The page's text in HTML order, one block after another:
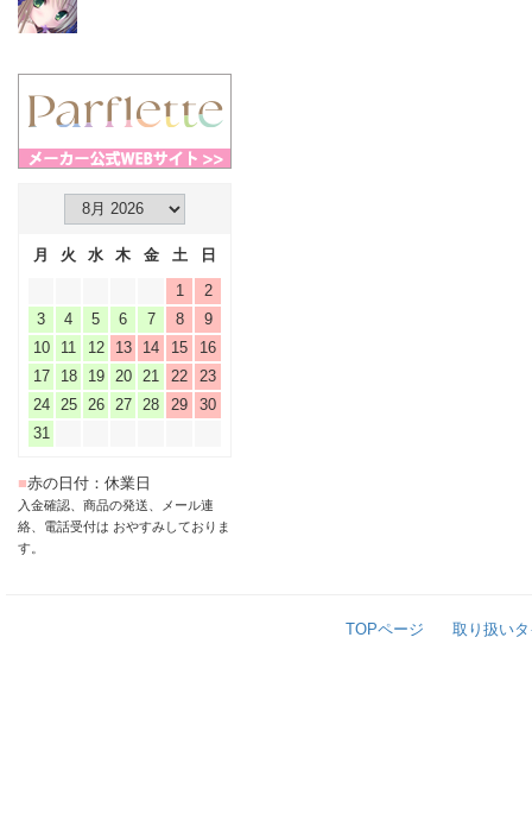
月 火 水 木 金 土
日
1
2
3
4 5 6 7 8
9
10
11 12 13 14 15
16
17
18 19 20 21 22
23
24
25 26 27 28 29
30
31
■赤の日付：休業日
入金確認、商品の発送、メール連
絡、電話受付は おやすみしておりま
す。
TOPページ 取り扱い